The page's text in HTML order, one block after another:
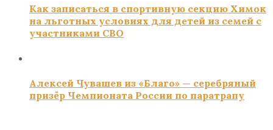
Как записаться в спортивную секцию Химок
на льготных условиях для детей из семей с
участниками СВО
Алексей Чувашев из «Благо» — серебряный
призёр Чемпионата России по паратрапу